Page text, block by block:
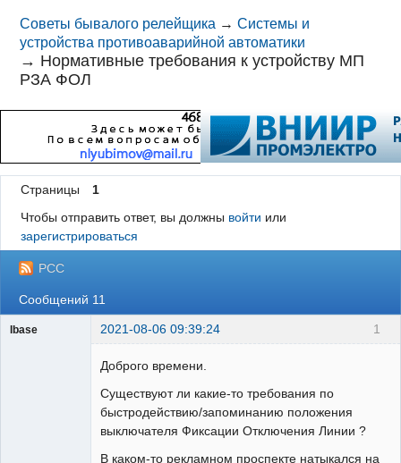
Советы бывалого релейщика →Системы и
устройства противоаварийной автоматики
→ Нормативные требования к устройству МП
РЗА ФОЛ
Страницы
1
Чтобы отправить ответ, вы должны войти или
зарегистрироваться
РСС
Сообщений 11
1
Ibase 2021-08-06 09:39:24
Доброго времени.
Существуют ли какие-то требования по
быстродействию/запоминанию положения
выключателя Фиксации Отключения Линии ?
В каком-то рекламном проспекте натыкался на